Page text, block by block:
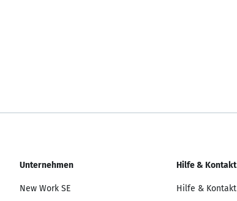
Unternehmen
New Work SE
Hilfe & Kontakt
Hilfe & Kontakt